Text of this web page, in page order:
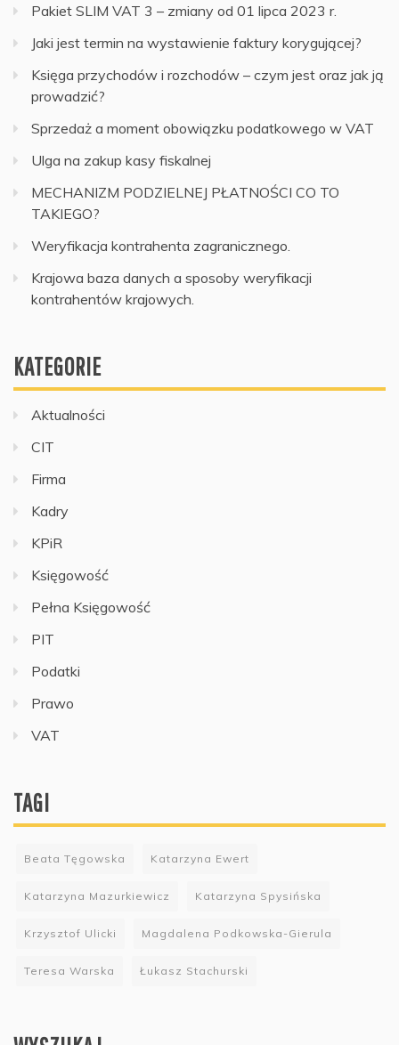
Pakiet SLIM VAT 3 – zmiany od 01 lipca 2023 r.
Jaki jest termin na wystawienie faktury korygującej?
Księga przychodów i rozchodów – czym jest oraz jak ją
prowadzić?
Sprzedaż a moment obowiązku podatkowego w VAT
Ulga na zakup kasy fiskalnej
MECHANIZM PODZIELNEJ PŁATNOŚCI CO TO
TAKIEGO?
Weryfikacja kontrahenta zagranicznego.
Krajowa baza danych a sposoby weryfikacji
kontrahentów krajowych.
KATEGORIE
Aktualności
CIT
Firma
Kadry
KPiR
Księgowość
Pełna Księgowość
PIT
Podatki
Prawo
VAT
TAGI
Beata Tęgowska Katarzyna Ewert
Katarzyna Mazurkiewicz Katarzyna Spysińska
Krzysztof Ulicki Magdalena Podkowska-Gierula
Teresa Warska Łukasz Stachurski